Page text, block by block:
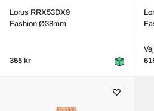
Lorus RRX53DX9
Fashion Ø38mm
365 kr